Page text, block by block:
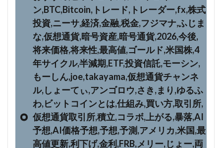
ン,BTC,Bitcoin,トレード,トレーダー,fx,株式
投資,ニーサ,経済,金融,税金,フジマナ,ふじま
な,仮想通貨,暗号資産,暗号通貨,2026,今後,
将来価格,将来性,最高値,ゴールド,米国株,4
年サイクル,半減期,ETF,投資信託,モーシン,
もーしん,joe,takayama,仮想通貨チャンネ
ル,しょーてぃ,アンゴロウ,さき,まり,ゆるふ
わ,ビットコインとは,仕組み,買い方,取引所,
仮想通貨取引所,積立,コラボ,上がる,暴落,AI
予想,AI価格予想,予想,予測,アメリカ,米国,最
高値更新,利下げ,金利,FRB,メリー,じょー,両